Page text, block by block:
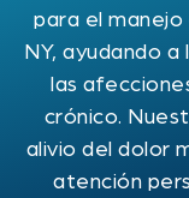
para el manejo
NY, ayudando
las
crónico.
alivio del dolor
atención